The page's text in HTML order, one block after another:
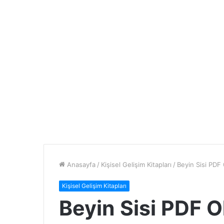
Anasayfa / Kişisel Gelişim Kitapları / Beyin Sisi PDF
Kişisel Gelişim Kitapları
Beyin Sisi PDF